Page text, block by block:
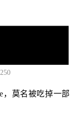
，莫名被吃掉一部